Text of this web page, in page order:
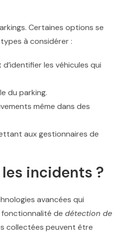
Certaines options se
à considérer :
les véhicules qui
du parking.
même dans des
aux gestionnaires de
incidents ?
avancées qui
fonctionnalité de détection de
collectées peuvent être